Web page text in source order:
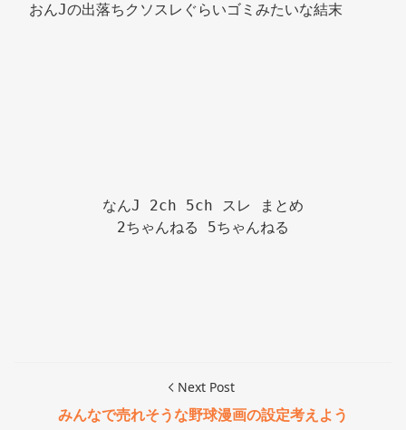
おんJの出落ちクソスレぐらいゴミみたいな結末
なんJ 2ch 5ch スレ まとめ
2ちゃんねる 5ちゃんねる
Next Post
みんなで売れそうな野球漫画の設定考えよう